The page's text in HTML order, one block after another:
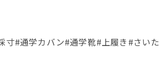
#通学カバン#通学靴#上履き#さい